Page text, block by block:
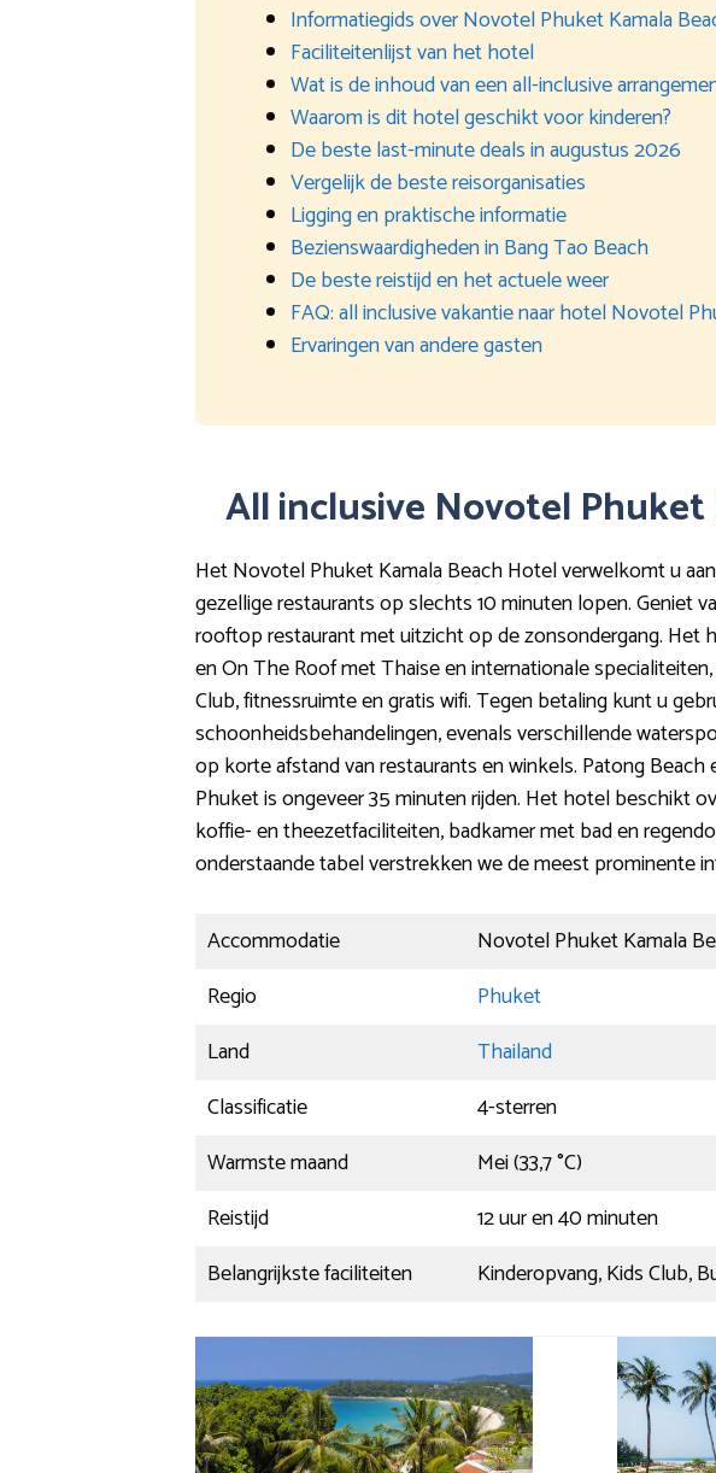
Informatiegids over Novotel Phuket Kamala
Faciliteitenlijst van het hotel
Wat is de inhoud van een all-inclusive
Waarom is dit hotel geschikt voor kinderen?
De beste last-minute deals in augustus 2026
Vergelijk de beste reisorganisaties
Ligging en praktische informatie
Bezienswaardigheden in Bang Tao Beach
De beste reistijd en het actuele weer
FAQ: all inclusive vakantie naar hotel Novotel
Ervaringen van andere gasten
All inclusive Novotel Phuket
Het Novotel Phuket Kamala Beach Hotel verwelkomt u
gezellige restaurants op slechts 10 minuten lopen. Geniet
rooftop restaurant met uitzicht op de zonsondergang. Het
en On The Roof met Thaise en internationale
Club, fitnessruimte en gratis wifi. Tegen betaling kunt u
schoonheidsbehandelingen, evenals verschillende
op korte afstand van restaurants en winkels. Patong
Phuket is ongeveer 35 minuten rijden. Het hotel beschikt
koffie- en theezetfaciliteiten, badkamer met bad en
onderstaande tabel verstrekken we de meest prominente
Accommodatie
Novotel Phuket Kamala
Regio
Phuket
Land
Thailand
Classificatie
4-sterren
Warmste maand
Mei (33,7 °C)
Reistijd
12 uur en 40 minuten
Belangrijkste faciliteiten
Kinderopvang, Kids Club,